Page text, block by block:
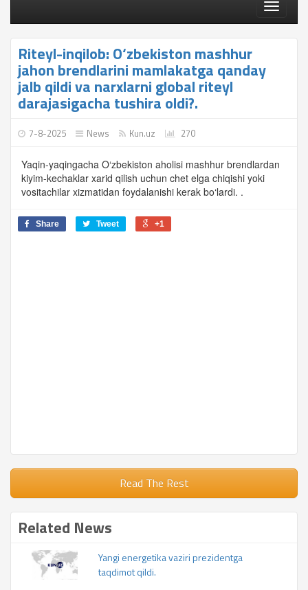
Toggle
Riteyl-inqilob: O‘zbekiston mashhur
jahon brendlarini mamlakatga qanday
jalb qildi va narxlarni global riteyl
darajasigacha tushira oldi?.
7-8-2025 News Kun.uz 270
Yaqin-yaqingacha O‘zbekiston aholisi mashhur brendlardan
kiyim-kechaklar xarid qilish uchun chet elga chiqishi yoki
vositachilar xizmatidan foydalanishi kerak bo‘lardi. .
Share Tweet +1
Read The Rest
Related News
Yangi energetika vaziri prezidentga
taqdimot qildi.